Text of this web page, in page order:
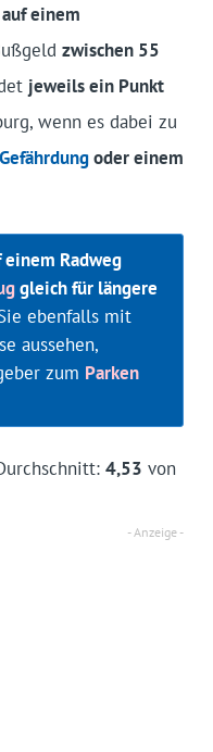
einem
zwischen 55
jeweils ein Punkt
wenn es dabei zu
Gefährdungoder einem
Radweg
gleich für längere
ebenfalls mit
aussehen,
zum Parken
4,53 von